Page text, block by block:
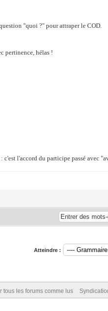
"quoi ?" pour attraper le COD.
pertinence, hélas !
l'accord du participe passé avec
Atteindre :
tous les forums comme lus